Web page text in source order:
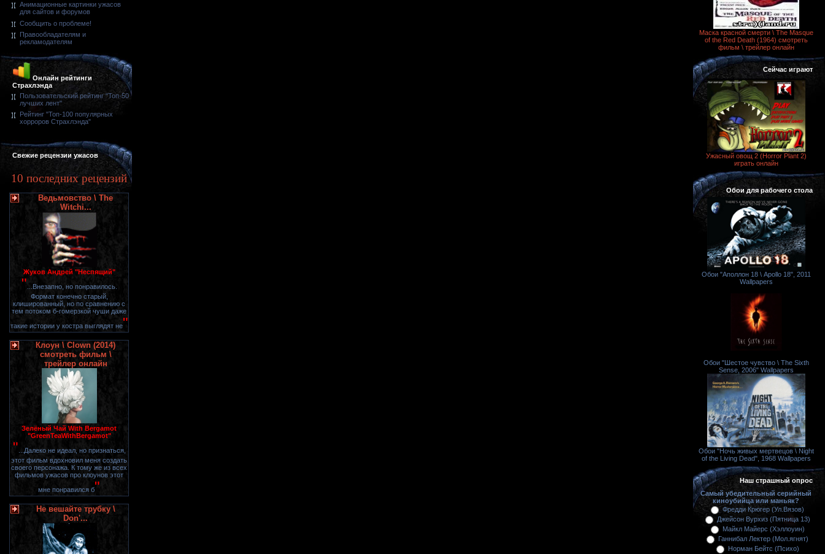
Анимационные картинки ужасов
для сайтов и форумов
Сообщить о проблеме!
Правообладателям и
рекламодателям
Онлайн рейтинги
Страхлэнда
Пользовательский рейтинг "Топ-50
лучших лент"
Рейтинг "Топ-100 популярных
хорроров Страхлэнда"
Свежие рецензии ужасов
10 последних рецензий
Ведьмовство \ The
Witchi...
Жуков Андрей "Неспящий"
" ...Внезапно, но понравилось.
Формат конечно старый,
клишированный, но по сравнению с
тем потоком б-гомерзкой чуши даже
такие истории у костра выглядят не"
Клоун \ Clown (2014)
смотреть фильм \
трейлер онлайн
Зелёный Чай With Bergamot
"GreenTeaWithBergamot"
" ...Далеко не идеал, но признаться,
этот фильм вдохновил меня создать
своего персонажа. К тому же из всех
фильмов ужасов про клоунов этот
мне понравился б"
Не вешайте трубку \
Don'...
Маска красной смерти \ The Masque
of the Red Death (1964) смотреть
фильм \ трейлер онлайн
Сейчас играют
Ужасный овощ 2 (Horror Plant 2)
играть онлайн
Обои для рабочего стола
Обои "Аполлон 18 \ Apollo 18", 2011
Wallpapers
Обои "Шестое чувство \ The Sixth
Sense, 2006" Wallpapers
Обои "Ночь живых мертвецов \ Night
of the Living Dead", 1968 Wallpapers
Наш страшный опрос
Самый убедительный серийный
киноубийца или маньяк?
Фредди Крюгер (Ул.Вязов)
Джейсон Вурхиз (Пятница 13)
Майкл Майерс (Хэллоуин)
Ганнибал Лектер (Мол.ягнят)
Норман Бейтс (Психо)